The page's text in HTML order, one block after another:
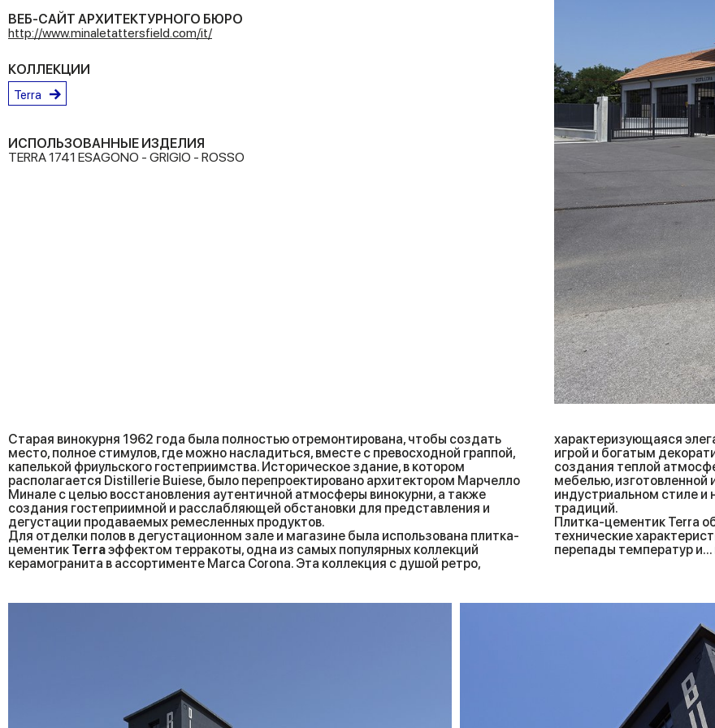
ВЕБ-САЙТ АРХИТЕКТУРНОГО БЮРО
http://www.minaletattersfield.com/it/
КОЛЛЕКЦИИ
Terra
ИСПОЛЬЗОВАННЫЕ ИЗДЕЛИЯ
TERRA 1741 ESAGONO - GRIGIO - ROSSO
Старая винокурня 1962 года была полностью отремонтирована, чтобы создать
место, полное стимулов, где можно насладиться, вместе с превосходной граппой,
капелькой фриульского гостеприимства. Историческое здание, в котором
располагается Distillerie Buiese, было перепроектировано архитектором Марчелло
Минале с целью восстановления аутентичной атмосферы винокурни, а также
создания гостеприимной и расслабляющей обстановки для представления и
дегустации продаваемых ремесленных продуктов.
Для отделки полов в дегустационном зале и магазине была использована плитка-
цементик Terraэффектом терракоты, одна из самых популярных коллекций
керамогранита в ассортименте Marca Corona. Эта коллекция с душой ретро,
характеризующаяся
игрой и богатым
создания теплой
мебелью, изготовленной
индустриальном стиле и
традиций.
Плитка-цементик Terra
технические
перепады температур и...